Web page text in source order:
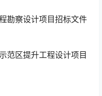
勘察设计项目招标文件
范区提升工程设计项目